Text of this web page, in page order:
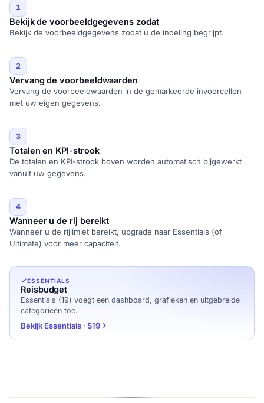
1
Bekijk de voorbeeldgegevens zodat
Bekijk de voorbeeldgegevens zodat u de indeling begrijpt.
2
Vervang de voorbeeldwaarden
Vervang de voorbeeldwaarden in de gemarkeerde invoercellen
met uw eigen gegevens.
3
Totalen en KPI-strook
De totalen en KPI-strook boven worden automatisch bijgewerkt
vanuit uw gegevens.
4
Wanneer u de rij bereikt
Wanneer u de rijlimiet bereikt, upgrade naar Essentials (of
Ultimate) voor meer capaciteit.
ESSENTIALS
Reisbudget
Essentials (19) voegt een dashboard, grafieken en uitgebreide
categorieën toe.
Bekijk Essentials · $19